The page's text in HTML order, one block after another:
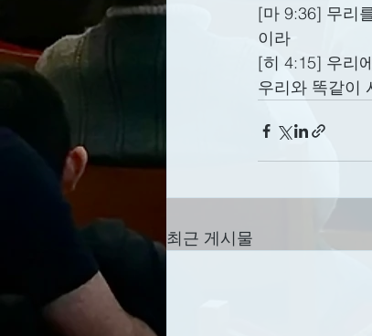
[마 9:36] 무리
이라
[히 4:15] 우리
우리와 똑같이
최근 게시물